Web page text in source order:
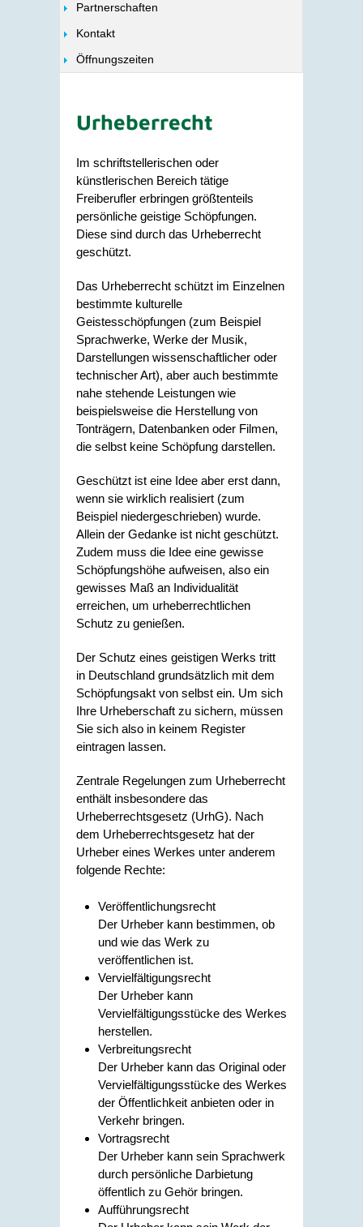
Partnerschaften
Kontakt
Öffnungszeiten
Urheberrecht
Im schriftstellerischen oder
künstlerischen Bereich tätige
Freiberufler erbringen größtenteils
persönliche geistige Schöpfungen.
Diese sind durch das Urheberrecht
geschützt.
Das Urheberrecht schützt im Einzelnen
bestimmte kulturelle
Geistesschöpfungen (zum Beispiel
Sprachwerke, Werke der Musik,
Darstellungen wissenschaftlicher oder
technischer Art), aber auch bestimmte
nahe stehende Leistungen wie
beispielsweise die Herstellung von
Tonträgern, Datenbanken oder Filmen,
die selbst keine Schöpfung darstellen.
Geschützt ist eine Idee aber erst dann,
wenn sie wirklich realisiert (zum
Beispiel niedergeschrieben) wurde.
Allein der Gedanke ist nicht geschützt.
Zudem muss die Idee eine gewisse
Schöpfungshöhe aufweisen, also ein
gewisses Maß an Individualität
erreichen, um urheberrechtlichen
Schutz zu genießen.
Der Schutz eines geistigen Werks tritt
in Deutschland grundsätzlich mit dem
Schöpfungsakt von selbst ein. Um sich
Ihre Urheberschaft zu sichern, müssen
Sie sich also in keinem Register
eintragen lassen.
Zentrale Regelungen zum Urheberrecht
enthält insbesondere das
Urheberrechtsgesetz (UrhG). Nach
dem Urheberrechtsgesetz hat der
Urheber eines Werkes unter anderem
folgende Rechte:
Veröffentlichungsrecht
Der Urheber kann bestimmen, ob
und wie das Werk zu
veröffentlichen ist.
Vervielfältigungsrecht
Der Urheber kann
Vervielfältigungsstücke des Werkes
herstellen.
Verbreitungsrecht
Der Urheber kann das Original oder
Vervielfältigungsstücke des Werkes
der Öffentlichkeit anbieten oder in
Verkehr bringen.
Vortragsrecht
Der Urheber kann sein Sprachwerk
durch persönliche Darbietung
öffentlich zu Gehör bringen.
Aufführungsrecht